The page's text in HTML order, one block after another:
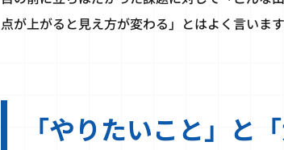
点が上がると見え方が変わる」とはよく言いま
「やりたいこと」と